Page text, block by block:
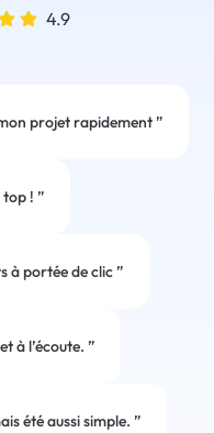
4.9
projet rapidement”
! ”
à portée de clic”
à l’écoute. ”
été aussi simple. ”